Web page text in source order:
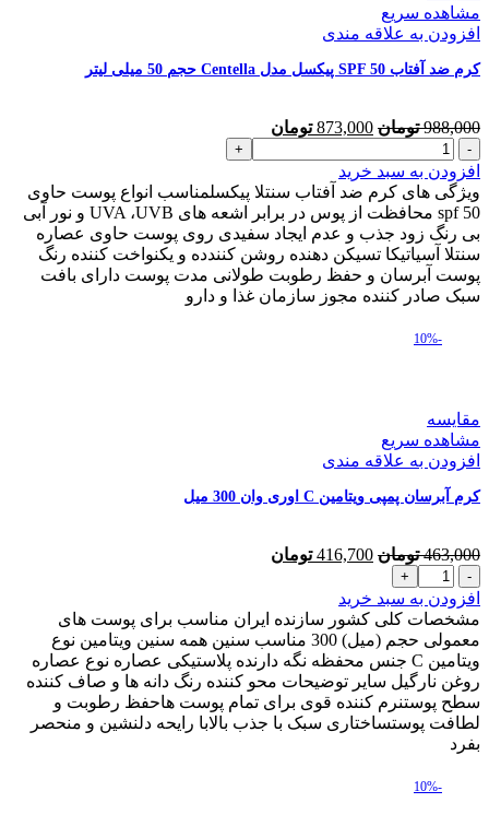
مشاهده سریع
افزودن به علاقه مندی
کرم ضد آفتاب SPF 50 پیکسل مدل Centella حجم 50 میلی لیتر
988,000 تومان قیمت
بود.
873,000 تومان
فعلی
است.
کرم
ضد
آفتاب
SPF
50
پیکسل
مدل
Centella
میلی
افزودن به سبد خرید
ویژگی های کرم ضد آفتاب سنتلا پیکسلمناسب انواع پوست حاوی
spf 50 محافظت از پوس در برابر اشعه های UVA ،UVB و نور آبی
بی رنگ زود جذب و عدم ایجاد سفیدی روی پوست حاوی عصاره
سنتلا آسیاتیکا تسیکن دهنده روشن کنندده و یکنواخت کننده رنگ
پوست آبرسان و حفظ رطوبت طولانی مدت پوست دارای بافت
سبک صادر کننده مجوز سازمان غذا و دارو
-10%
مقایسه
مشاهده سریع
افزودن به علاقه مندی
کرم آبرسان پمپی ویتامین C اوری وان 300 میل
463,000 تومان قیمت
بود.
416,700 تومان
است.
کرم
آبرسان
پمپی
ویتامین
C
اوری
وان
300
میل
افزودن به سبد خرید
مشخصات کلی کشور سازنده ایران مناسب برای پوست های
معمولی حجم (میل) 300 مناسب سنین همه سنین ویتامین نوع
ویتامین C جنس محفظه نگه دارنده پلاستیکی عصاره نوع عصاره
روغن نارگیل سایر توضیحات محو کننده رنگ دانه ها و صاف کننده
سطح پوستنرم کننده قوی برای تمام پوست هاحفظ رطوبت و
لطافت پوستساختاری سبک با جذب بالابا رایحه دلنشین و منحصر
بفرد
-10%